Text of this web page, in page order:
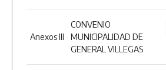
Anexos III
CONVENIO
MUNICIPALIDAD DE
GENERAL VILLEGAS